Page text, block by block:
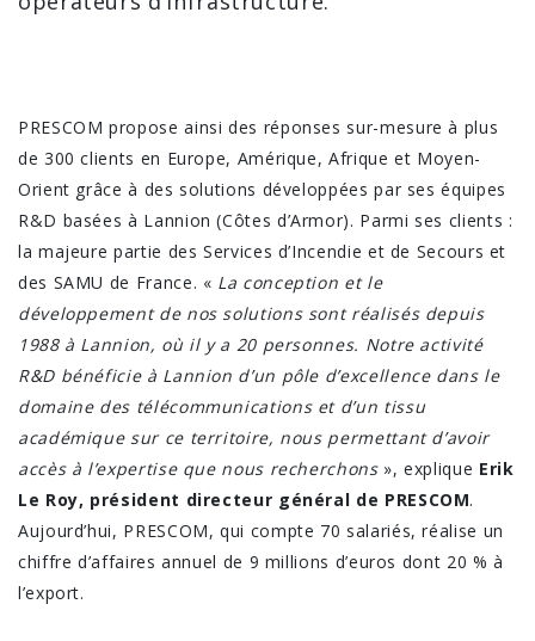
PRESCOM propose ainsi des réponses sur-mesure à plus
de 300 clients en Europe, Amérique, Afrique et Moyen-
Orient grâce à des solutions développées par ses équipes
R&D basées à Lannion (Côtes d’Armor). Parmi ses clients :
la majeure partie des Services d’Incendie et de Secours et
des SAMU de France. « La conception et le
développement de nos solutions sont réalisés depuis
1988 à Lannion, où il y a 20 personnes. Notre activité
R&D bénéficie à Lannion d’un pôle d’excellence dans le
domaine des télécommunications et d’un tissu
académique sur ce territoire, nous permettant d’avoir
accès à l’expertise que nous recherchons », explique Erik
Le Roy, président directeur général de PRESCOM.
Aujourd’hui, PRESCOM, qui compte 70 salariés, réalise un
chiffre d’affaires annuel de 9 millions d’euros dont 20 % à
l’export.